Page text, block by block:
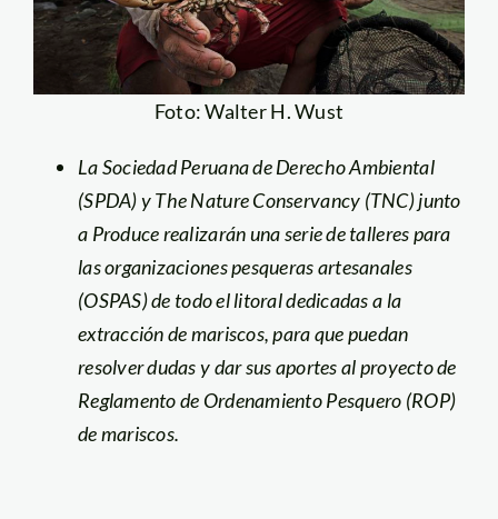
Foto: Walter H. Wust
La Sociedad Peruana de Derecho Ambiental
(SPDA) y The Nature Conservancy (TNC) junto
a Produce realizarán una serie de talleres para
las organizaciones pesqueras artesanales
(OSPAS) de todo el litoraldedicadas a la
extracción de mariscos, para que puedan
resolver dudas y dar sus aportes al proyecto de
Reglamento de Ordenamiento Pesquero (ROP)
de mariscos.